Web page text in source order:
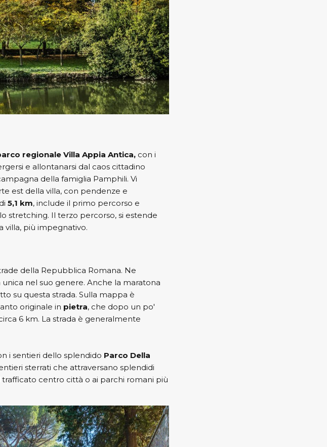
regionale Villa Appia Antica, con i
e allontanarsi dal caos cittadino
della famiglia Pamphili. Vi
est della villa, con pendenze e
5,1 km, include il primo percorso e
stretching. Il terzo percorso, si estende
villa, più impegnativo.
della Repubblica Romana. Ne
nel suo genere. Anche la maratona
su questa strada. Sulla mappa è
originale in pietra, che dopo un po'
6 km. La strada è generalmente
i sentieri dello splendido Parco Della
sterrati che attraversano splendidi
centro città o ai parchi romani più